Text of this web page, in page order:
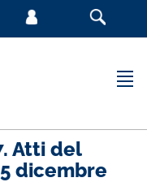
Atti del
dicembre